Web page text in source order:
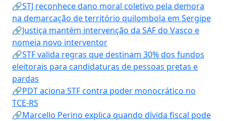
🔗STJ reconhece dano moral coletivo pela demora
na demarcação de território quilombola em Sergipe
🔗Justiça mantém intervenção da SAF do Vasco e
nomeia novo interventor
🔗STF valida regras que destinam 30% dos fundos
eleitorais para candidaturas de pessoas pretas e
pardas
🔗PDT aciona STF contra poder monocrático no
TCE-RS
🔗Marcello Perino explica quando dívida fiscal pode